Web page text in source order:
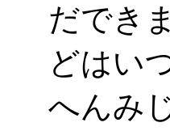
だでき
どはい
へんみ